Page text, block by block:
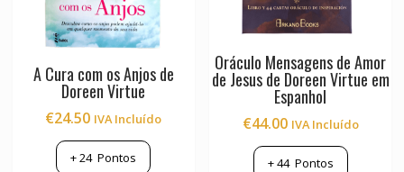
A Cura com os Anjos de
Doreen Virtue
€24.50 IVA Incluído
+24Pontos
Oráculo Mensagens de Amor
de Jesus de Doreen Virtue em
Espanhol
€44.00 IVA Incluído
+44Pontos